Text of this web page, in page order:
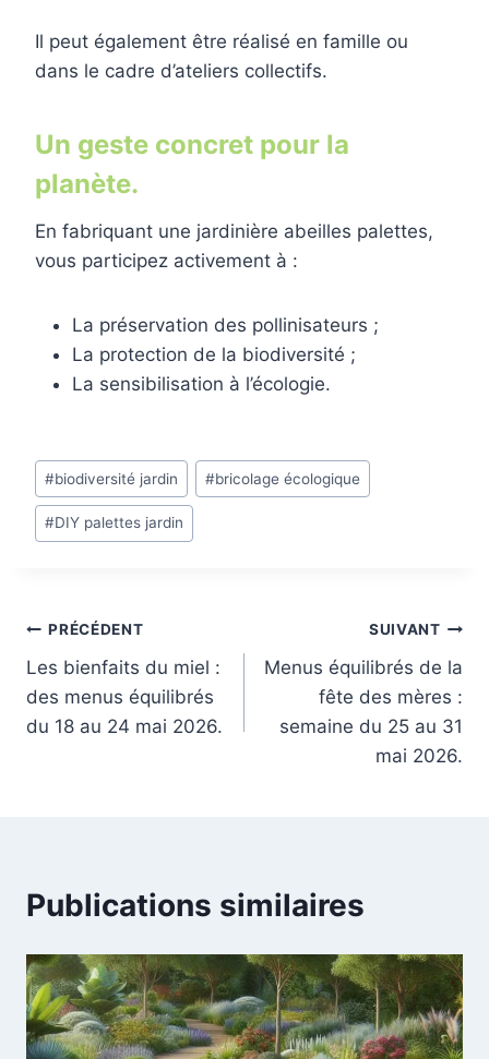
Il peut également être réalisé en famille ou
dans le cadre d’ateliers collectifs.
Un geste concret pour la
planète.
En fabriquant une jardinière abeilles palettes,
vous participez activement à :
La préservation des pollinisateurs ;
La protection de la biodiversité ;
La sensibilisation à l’écologie.
Étiquettes
de
la
#biodiversité jardin #bricolage écologique
#DIY palettes jardin
Navigation
de
l’article
PRÉCÉDENT
Les bienfaits du miel :
des menus équilibrés
du 18 au 24 mai 2026.
SUIVANT
Menus équilibrés de la
fête des mères :
semaine du 25 au 31
mai 2026.
Publications similaires